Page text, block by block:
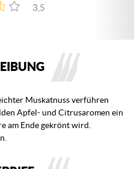
3,5
Muskatnuss verführen
Apfel- und Citrusaromen ein
am Ende gekrönt wird.